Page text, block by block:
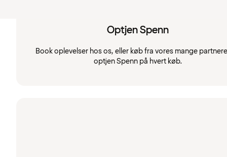
Optjen Spenn
Book oplevelser hos os, eller køb fra vores mange
optjen Spenn på hvert køb.